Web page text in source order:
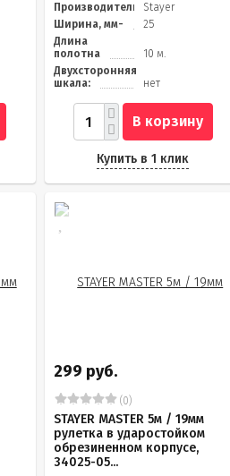
Производитель
Stayer
Ширина, мм-
25
Длина
полотна
10 м.
Двухсторонняя
шкала:
нет
В корзину
Купить в 1 клик
299 руб.
(0)
STAYER MASTER 5м / 19мм
рулетка в ударостойком
обрезиненном корпусе,
34025-05...